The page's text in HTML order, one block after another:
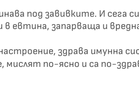
под завивките. И сега
евтина, запарваща и
здрава имунна
по-ясно и са по-
Хавлиени кърпи – Комплект 2